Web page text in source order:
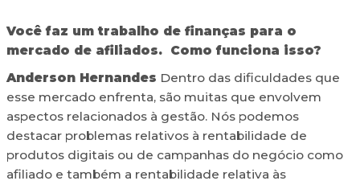
Você faz um trabalho de finanças para o
mercado de afiliados. Como funciona isso?
Anderson Hernandes Dentro das dificuldades que
esse mercado enfrenta, são muitas que envolvem
aspectos relacionados à gestão. Nós podemos
destacar problemas relativos à rentabilidade de
produtos digitais ou de campanhas do negócio como
afiliado e também a rentabilidade relativa às